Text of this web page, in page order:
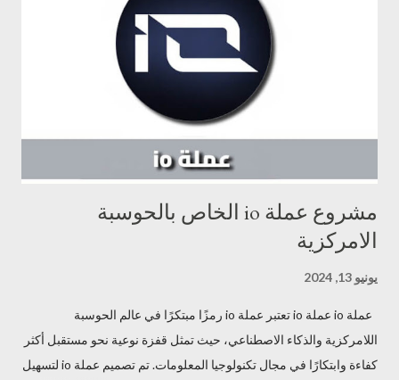
اللامركزي، والقدرة على استغلال موارد الحوسبة والابتكار ، كل ذلك
ضمن إطار محفّز. - مستودع مفتوح المصدر للذكاء الآلي، قابل للوصول
لأي شخص في أي مكان، مما يخلق الظروف للابتكار المفتوح والغير
مشروط . عملة TAO Bittensor هو منصة رائدة تقف عند تقاطع
تكنولوجيا البلوكشين وتعلم الآلة. صُممت كشبكة لامركزية تُغ...
مشروع عملة io الخاص بالحوسبة
الامركزية
يونيو 13, 2024
عملة io عملة io تعتبر عملة io رمزًا مبتكرًا في عالم الحوسبة
اللامركزية والذكاء الاصطناعي، حيث تمثل قفزة نوعية نحو مستقبل أكثر
كفاءة وابتكارًا في مجال تكنولوجيا المعلومات. تم تصميم عملة io لتسهيل